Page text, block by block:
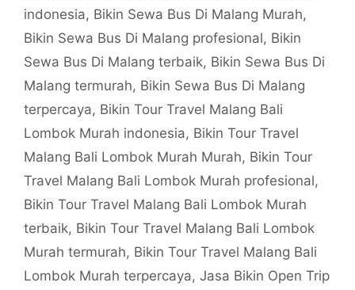
indonesia, Bikin Sewa Bus Di Malang Murah,
Bikin Sewa Bus Di Malang profesional, Bikin
Sewa Bus Di Malang terbaik, Bikin Sewa Bus Di
Malang termurah, Bikin Sewa Bus Di Malang
terpercaya, Bikin Tour Travel Malang Bali
Lombok Murah indonesia, Bikin Tour Travel
Malang Bali Lombok Murah Murah, Bikin Tour
Travel Malang Bali Lombok Murah profesional,
Bikin Tour Travel Malang Bali Lombok Murah
terbaik, Bikin Tour Travel Malang Bali Lombok
Murah termurah, Bikin Tour Travel Malang Bali
Lombok Murah terpercaya, Jasa Bikin Open Trip